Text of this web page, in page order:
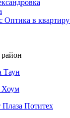
Оптика в квартиру
Потитех